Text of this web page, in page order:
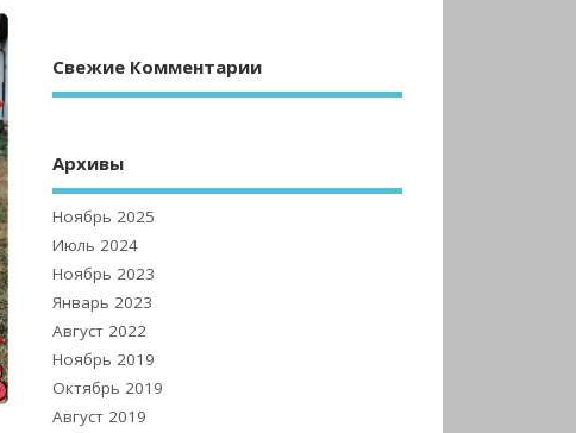
Свежие Комментарии
Архивы
Ноябрь 2025
Июль 2024
Ноябрь 2023
Январь 2023
Август 2022
Ноябрь 2019
Октябрь 2019
Август 2019